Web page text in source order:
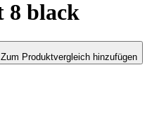
8 black
Zum Produktvergleich hinzufügen